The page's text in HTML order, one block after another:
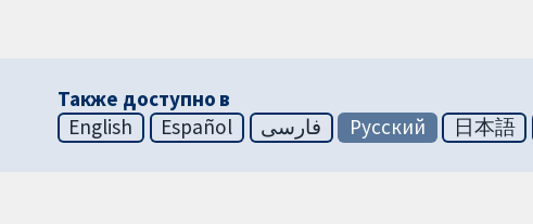
Также доступно в
English
Español فارسی Русский 日本語